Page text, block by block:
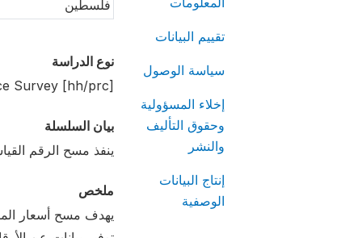
تقييم البيانات
سياسة الوصول
إخلاء المسؤولية
وحقوق التأليف
والنشر
إنتاج البيانات
الوصفية
فلسطين
نوع الدراسة
Survey [hh/prc]
بيان السلسلة
ينفذ مسح الرقم
ملخص
يهدف مسح أسعار